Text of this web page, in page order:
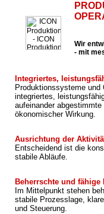
Wir
- mit
Integriertes,
Produktionssysteme
integriertes,
aufeinander
ökonomischer Wirkung.
Ausrichtung der
Entscheidend ist die
stabile Abläufe.
Beherrschte und
Im Mittelpunkt stehen
stabile Prozesslage,
und Steuerung.